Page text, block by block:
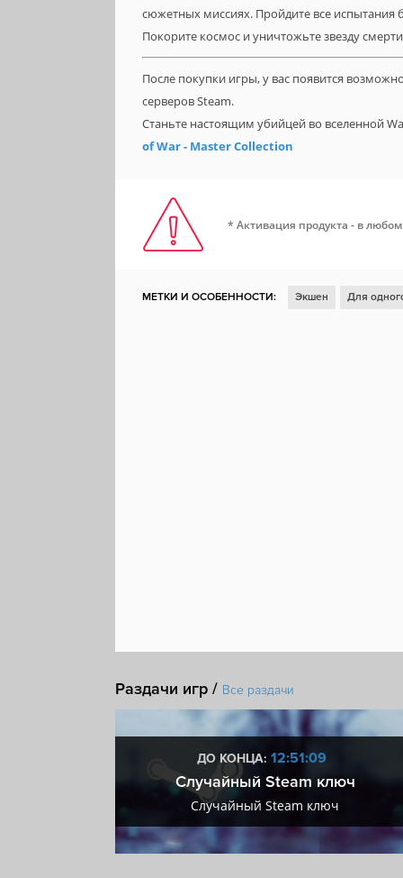
сюжетных миссиях. Пройдите все испытания
Покорите космос и уничтожьте звезду
После покупки игры, у вас появится
серверов Steam.
Станьте настоящим убийцей во вселенной
of War - Master Collection
* Активация продукта - в
МЕТКИ И ОСОБЕННОСТИ: Экшен Для
Раздачи игр / Все раздачи
ДО КОНЦА: 12:51:08
Случайный Steam ключ
Случайный Steam ключ